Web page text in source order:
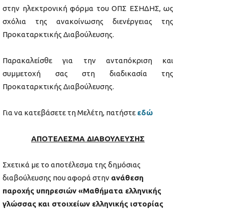
στην ηλεκτρονική φόρμα του ΟΠΣ ΕΣΗΔΗΣ, ως
σχόλια της ανακοίνωσης διενέργειας της
Προκαταρκτικής Διαβούλευσης.
Παρακαλείσθε για την ανταπόκριση και
συμμετοχή σας στη διαδικασία της
Προκαταρκτικής Διαβούλευσης.
Για να κατεβάσετε τη Μελέτη, πατήστε εδώ
ΑΠΟΤΕΛΕΣΜΑ ΔΙΑΒΟΥΛΕΥΣΗΣ
Σχετικά με το αποτέλεσμα της δημόσιας
διαβούλευσης που αφορά στην ανάθεση
παροχής υπηρεσιών «Μαθήματα ελληνικής
γλώσσας και στοιχείων ελληνικής ιστορίας